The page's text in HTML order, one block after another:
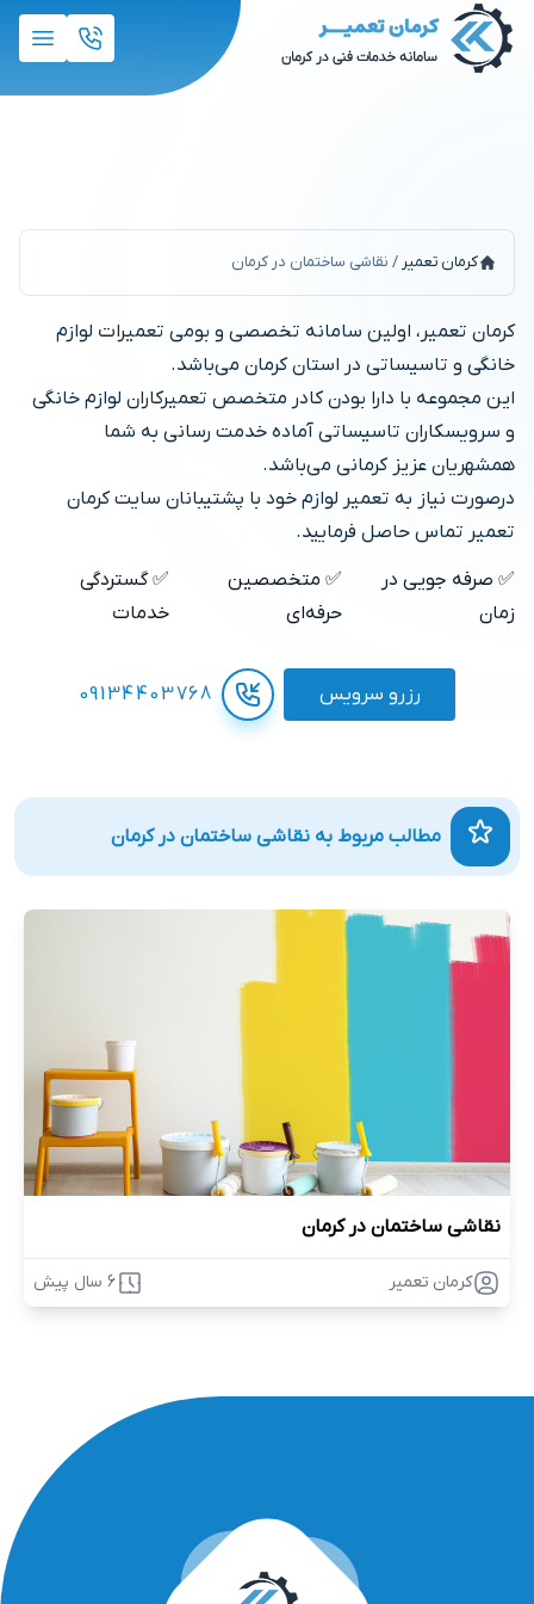
کرمان تعمیر / نقاشی ساختمان در کرمان
کرمان تعمیر، اولین سامانه تخصصی و بومی تعمیرات لوازم
خانگی و تاسیساتی در استان کرمان می‌باشد.
این مجموعه با دارا بودن کادر متخصص تعمیرکاران لوازم خانگی
و سرویسکاران تاسیساتی آماده خدمت رسانی به شما
همشهریان عزیز کرمانی می‌باشد.
درصورت نیاز به تعمیر لوازم خود با پشتیبانان سایت کرمان
تعمیر تماس حاصل فرمایید.
✅ صرفه جویی در
زمان
✅ متخصصین
حرفه‌ای
✅ گستردگی
خدمات
رزرو سرویس 09134403768
مطالب مربوط به نقاشی ساختمان در کرمان
نقاشی ساختمان در کرمان
کرمان تعمیر 6 سال پیش